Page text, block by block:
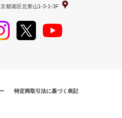
都港区北青山1-3-1-3F
特定商取引法に基づく表記